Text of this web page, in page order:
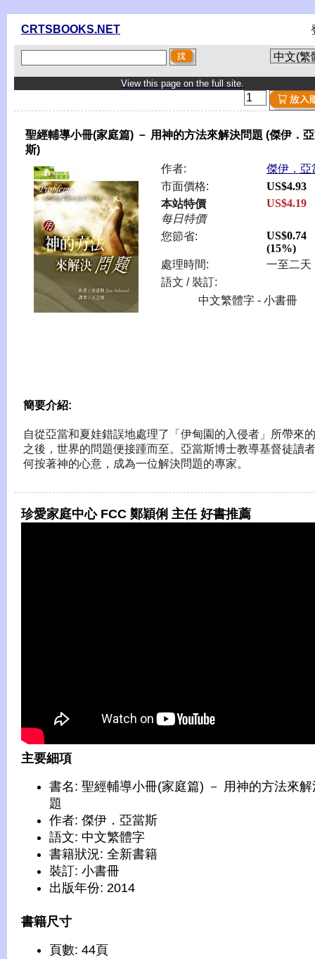
CRTSBOOKS.NET
View this page on the full site.
聖經輔導小冊(家庭篇) － 用神的方法來解決問題 (傑伊．
斯)
作者:
傑伊．亞
市面價格:
US$4.93
本站特價
每日特價
US$4.19
您節省:
US$0.74
(15%)
處理時間:
一至二天
語文 / 裝訂:
中文繁體字 - 小書冊
簡要介紹:
自從亞當和夏娃錯誤地處理了「伊甸園的入侵者」所帶來
之後，世界的問題便接踵而至。亞當斯博士教導基督徒讀
何按著神的心意，成為一位解決問題的專家。
珍愛家庭中心 FCC 鄭穎俐 主任 好書推薦
主要細項
書名: 聖經輔導小冊(家庭篇) － 用神的方法來解
題
作者: 傑伊．亞當斯
語文: 中文繁體字
書籍狀況: 全新書籍
裝訂: 小書冊
出版年份: 2014
書籍尺寸
頁數: 44頁